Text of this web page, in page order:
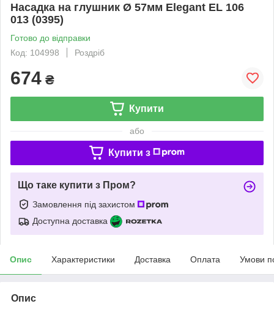
Насадка на глушник Ø 57мм Elegant EL 106
013 (0395)
Готово до відправки
Код: 104998
Роздріб
674 ₴
Купити
або
Купити з
Що таке купити з Пром?
Замовлення під захистом
Доступна доставка
Опис Характеристики Доставка Оплата Умови
Опис